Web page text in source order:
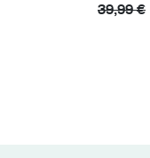
39,99 €